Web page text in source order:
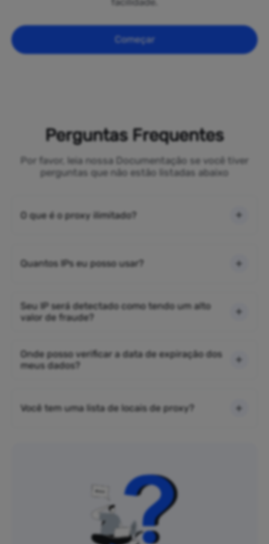
Começar
Perguntas Frequentes
Por favor, leia nossa Documentação se você tiver
perguntas que não estão listadas abaixo
O que é o proxy ilimitado?
Quantos IPs eu posso usar?
Seu IP será detectado como tendo um alto
valor de fraude?
Onde posso verificar a data de expiração dos
meus dados?
Você tem uma lista de locais de proxy?